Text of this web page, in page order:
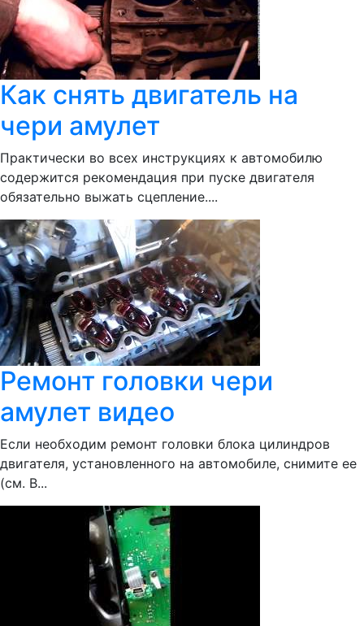
Как снять двигатель на
чери амулет
Практически во всех инструкциях к автомобилю
содержится рекомендация при пуске двигателя
обязательно выжать сцепление....
Ремонт головки чери
амулет видео
Если необходим ремонт головки блока цилиндров
двигателя, установленного на автомобиле, снимите ее
(см. В...